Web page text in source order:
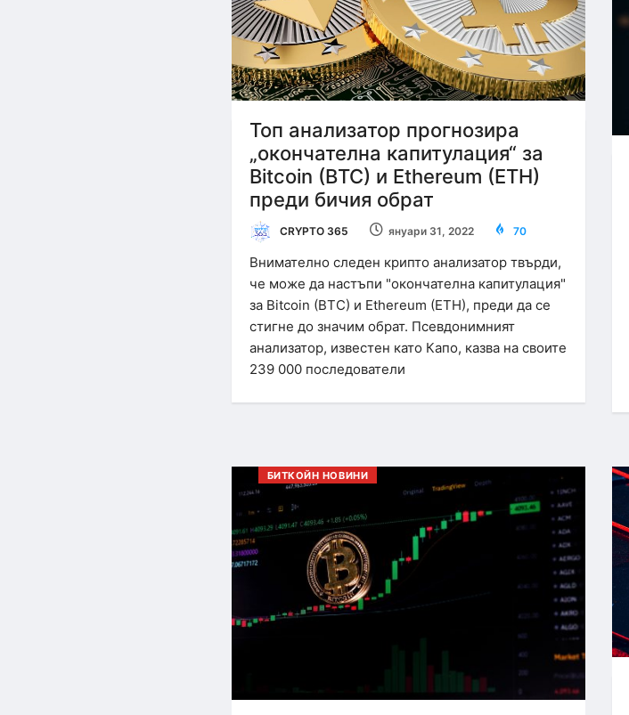
Топ анализатор прогнозира
„окончателна капитулация“ за
Bitcoin (BTC) и Ethereum (ETH)
преди бичия обрат
CRYPTO 365 януари 31, 2022 70
Внимателно следен крипто анализатор твърди,
че може да настъпи "окончателна капитулация"
за Bitcoin (BTC) и Ethereum (ETH), преди да се
стигне до значим обрат. Псевдонимният
анализатор, известен като Капо, казва на своите
239 000 последователи
БИТКОЙН НОВИНИ